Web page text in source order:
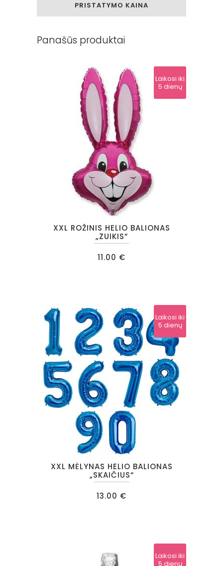
PRISTATYMO KAINA
Panašūs produktai
XXL ROŽINIS HELIO BALIONAS
„ZUIKIS“
11.00 €
Laikosi iki
5 dienų
XXL MĖLYNAS HELIO BALIONAS
„SKAIČIUS“
13.00 €
Laikosi iki
5 dienų
Laikosi iki
5 dienų